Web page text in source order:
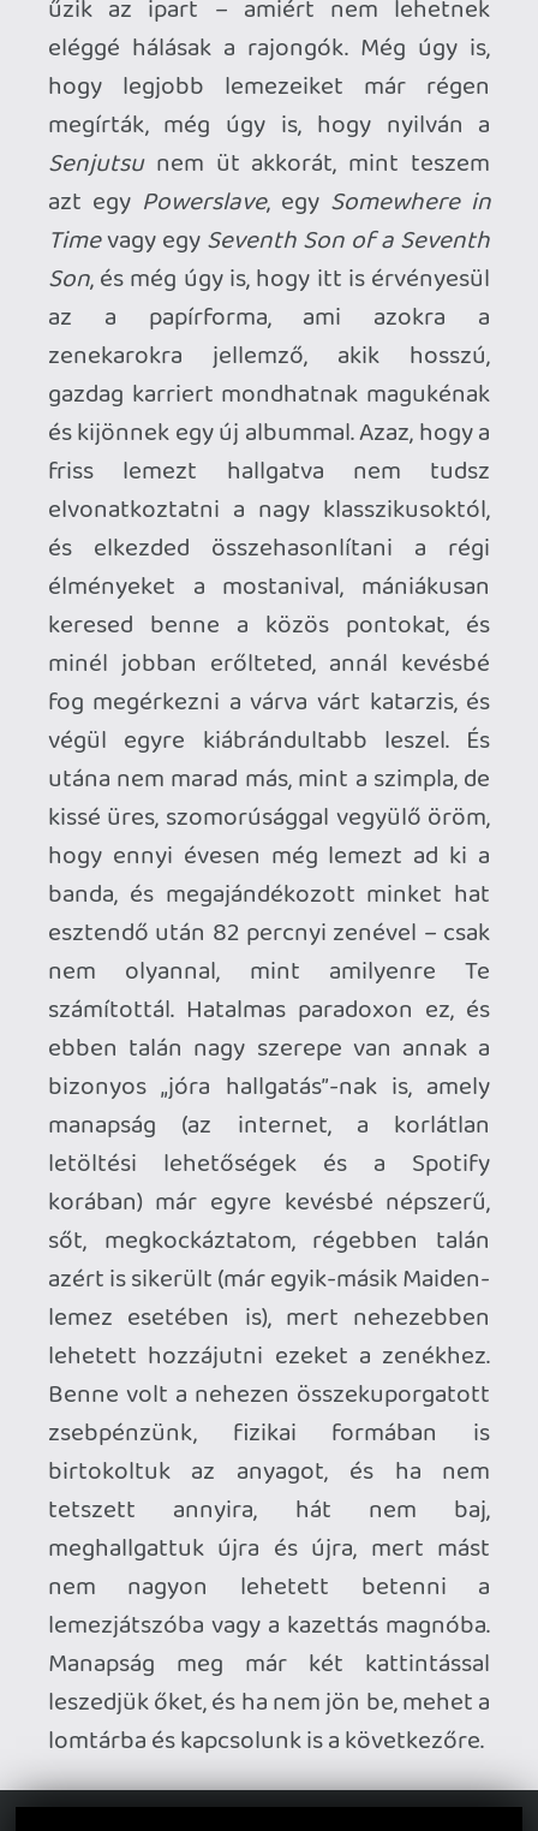
Benne volt a nehezen összekuporgatott
zsebpénzünk, fizikai formában is
birtokoltuk az anyagot, és ha nem
tetszett annyira, hát nem baj,
meghallgattuk újra és újra, mert mást
nem nagyon lehetett betenni a
lemezjátszóba vagy a kazettás magnóba.
Manapság meg már két kattintással
leszedjük őket, és ha nem jön be, mehet a
lomtárba és kapcsolunk is a következőre.
Pedig pont egy Maiden-albumnál kiemelt
fontosságú a „jóra hallgatás” szabálya –
merthogy aSenjutsu piszkosul jó lett,
ugyanakkor időre van szüksége.
Méghozzá rengetegre. Alapvetően
kétféle Maiden-lemez létezik: az egyik
első hallásra is libabőrt tud okozni és
azonnal rögzül a fejedben, a másik
viszont nehezen adja magát, úgy kell
fogyasztani, akár a minőségi bort. Nem
gyorsan kortyolgatva, nem vedelve,
hanem szépen lassan, elnyújtva, a lehető
leghosszabban ízlelgetve – törődni kell
vele, és közben muszáj az érzéseidre, a
füledre és nem utolsósorban a szívedre
hagyatkozni. És ha eléggé türelmes vagy,
rászánod a kellő időt, akkor végül beüt és
beérik az a bizonyos gyümölcs. Ráadásul
egy Maiden-lemez esetében még az is
sokat nyom a latba, hogy az ember
milyen hangulatban és életszakaszban
van, amikor hallgatja (véleményem
szerint a sokat szidott Blaze Bailey-
korszak első szerzeménye, a
The X Factor
is ezért ütött kevésbé – ahhoz tényleg
kell egy sötét, depresszív lelkiállapot,
hogy ráfanyalodjon az ember), és ha
ehhez még hozzávesszük a fent leírt
dolgokat és azt, hogy az új album eléggé
vegyes összképet ad, ami az ismerkedési
fázist illeti (értsd: vannak olyan dalok,
amik elsőre berántanak, és vannak
olyanok, amik csak tizedjére kezdik
hallatni a valódi hangjukat), akkor hamar
arra a következtetésre juthatunk, hogy a
Senjutsu
nak cseppet sincs könnyű dolga.
Jól lehet, az elsőre feltűnik, hogy a
dalokat maximálisan átitatja az ezer körül
is felismerhető Maiden-szellemiség és
atmoszféra. Az albumot nyitó Senjutsu
remekül megadja az alaphangot, Nicko
McBrain adrenalinfröccsben fürdő
dobjátékával egy pillanat alatt megnyeri a